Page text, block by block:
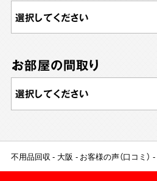
お部屋の間取り
不用品回収 大阪 お客様の声（口コミ）